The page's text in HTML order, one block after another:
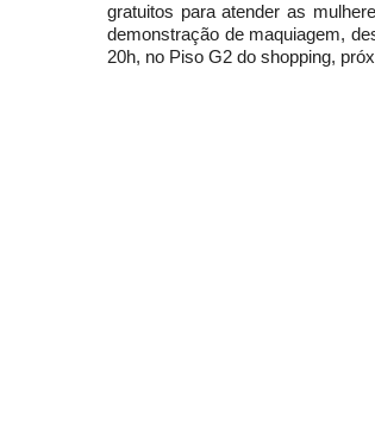
gratuitos para atender as
demonstração de maquiagem,
20h, no Piso G2 do shopping,